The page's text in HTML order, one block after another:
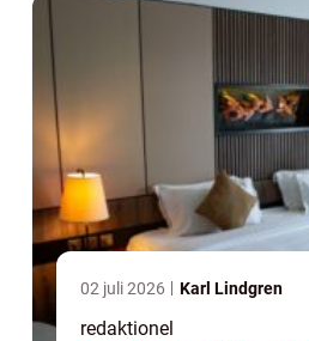
02 juli 2026 Karl Lindgren
redaktionel